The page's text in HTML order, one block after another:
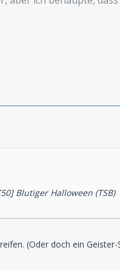
Blutiger Halloween (TSB)
(Oder doch ein Geister-